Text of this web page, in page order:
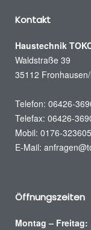
Kontakt
Haustechnik
Waldstraße 39
35112
Telefon: 06426-
Telefax: 06426-
Mobil: 0176-
E-Mail:
Öffnungszeiten
Montag – Freitag: